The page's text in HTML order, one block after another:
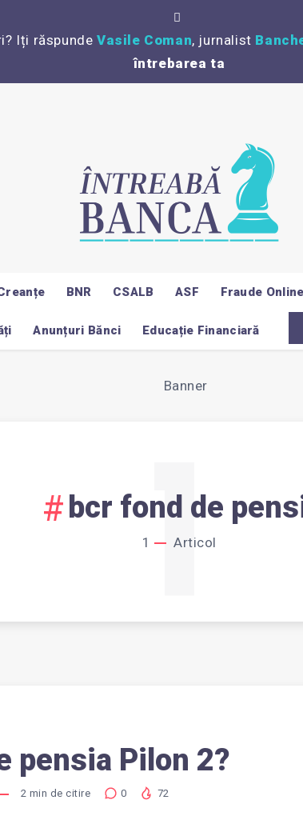
Iți răspundeVasile Coman, jurnalist
întrebarea ta
BNR CSALB ASF Fraude Online
Anunțuri Bănci Educație Financiară
bcr fond de
1 Articol
1
pensia Pilon 2?
2 min de citire 0 72